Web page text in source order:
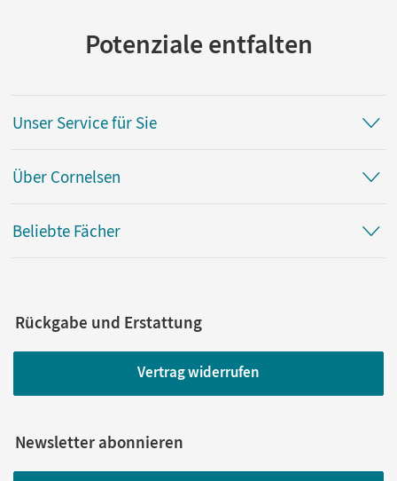
Potenziale entfalten
Unser Service für Sie
Über Cornelsen
Beliebte Fächer
Rückgabe und Erstattung
Vertrag widerrufen
Newsletter abonnieren